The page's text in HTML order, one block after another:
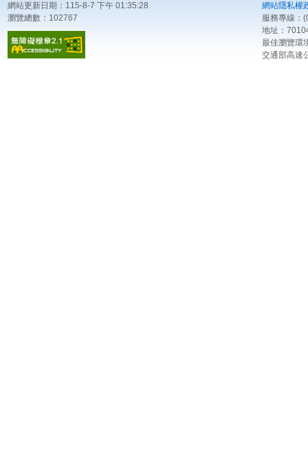
網站更新日期：115-8-7 下午 01:35:28
瀏覽總數：102767
網站隱私權
服務專線：
地址：
最佳瀏覽環
交通部高速